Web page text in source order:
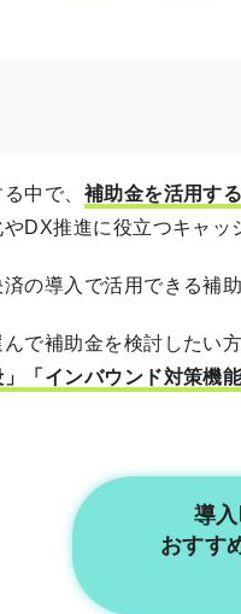
中で、 補助金を活用す
DX推進に役立つキャ
の導入で活用できる補
で補助金を検討したい
「インバウンド対策機能
導
おすす